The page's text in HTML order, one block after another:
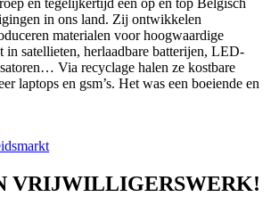
en tegelijkertijd een op en top Belgisch
in ons land. Zij ontwikkelen
materialen voor hoogwaardige
in satellieten, herlaadbare batterijen, LED-
Via recyclage halen ze kostbare
laptops en gsm’s. Het was een boeiende en
VRIJWILLIGERSWERK!